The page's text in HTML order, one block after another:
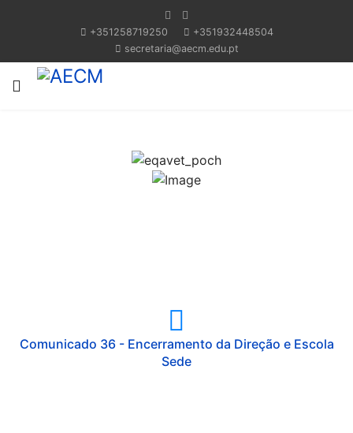
+351258719250
+351932448504
secretaria@aecm.edu.pt
Comunicado 36 - Encerramento da Direção e Escola
Sede